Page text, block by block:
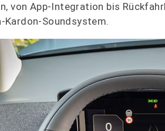
von App-Integration bis
Kardon-Soundsystem.